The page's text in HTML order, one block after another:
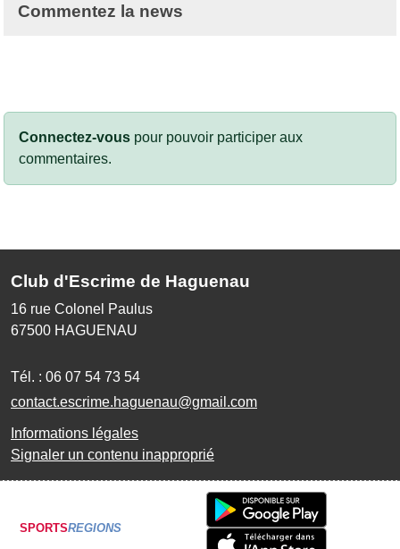
Commentez la news
Connectez-vous pour pouvoir participer aux
commentaires.
Club d'Escrime de Haguenau
16 rue Colonel Paulus
67500 HAGUENAU
Tél. : 06 07 54 73 54
contact.escrime.haguenau@gmail.com
Informations légales
Signaler un contenu inapproprié
SPORTSREGIONS